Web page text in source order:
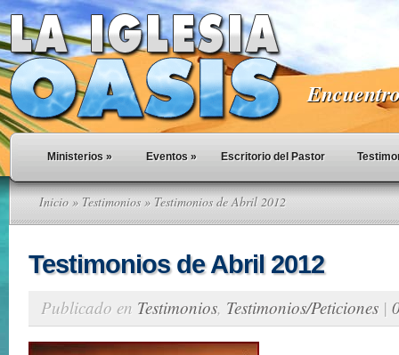
Ministerios » Eventos » Escritorio del Pastor
Inicio » Testimonios» Testimonios de Abril 2012
Testimonios de Abril 2012
Publicado en Testimonios, Testimonios/Peticiones |